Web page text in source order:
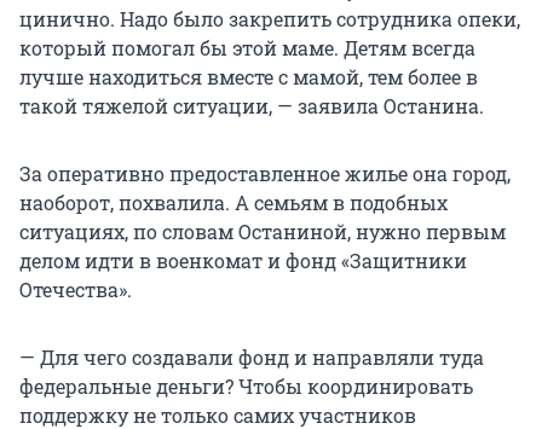
цинично. Надо было закрепить сотрудника опеки,
который помогал бы этой маме. Детям всегда
лучше находиться вместе с мамой, тем более в
такой тяжелой ситуации, — заявила Останина.
За оперативно предоставленное жилье она город,
наоборот, похвалила. А семьям в подобных
ситуациях, по словам Останиной, нужно первым
делом идти в военкомат и фонд «Защитники
Отечества».
— Для чего создавали фонд и направляли туда
федеральные деньги? Чтобы координировать
поддержку не только самих участников